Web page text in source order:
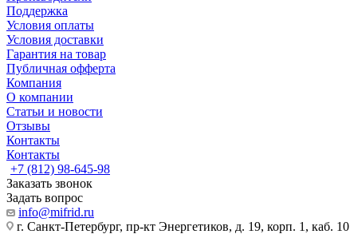
Поддержка
Условия оплаты
Условия доставки
Гарантия на товар
Публичная офферта
Компания
О компании
Статьи и новости
Отзывы
Контакты
Контакты
+7 (812) 98-645-98
Заказать звонок
Задать вопрос
info@mifrid.ru
г. Санкт-Петербург, пр-кт Энергетиков, д. 19, корп. 1, каб. 10